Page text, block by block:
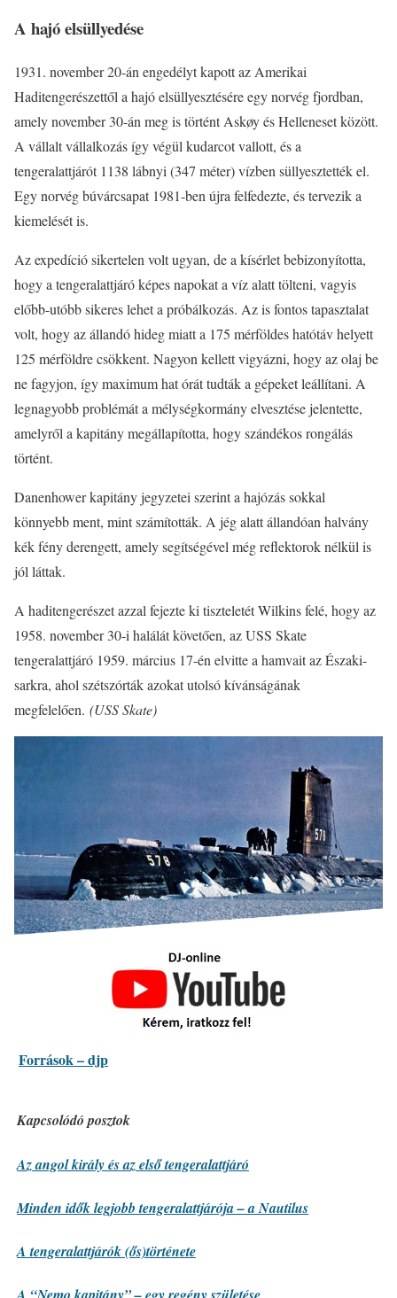
A hajó elsüllyedése
1931. november 20-án engedélyt kapott az Amerikai
Haditengerészettől a hajó elsüllyesztésére egy norvég fjordban,
amely november 30-án meg is történt Askøy és Helleneset között.
A vállalt vállalkozás így végül kudarcot vallott, és a
tengeralattjárót 1138 lábnyi (347 méter) vízben süllyesztették el.
Egy norvég búvárcsapat 1981-ben újra felfedezte, és tervezik a
kiemelését is.
Az expedíció sikertelen volt ugyan, de a kísérlet bebizonyította,
hogy a tengeralattjáró képes napokat a víz alatt tölteni, vagyis
előbb-utóbb sikeres lehet a próbálkozás. Az is fontos tapasztalat
volt, hogy az állandó hideg miatt a 175 mérföldes hatótáv helyett
125 mérföldre csökkent. Nagyon kellett vigyázni, hogy az olaj be
ne fagyjon, így maximum hat órát tudták a gépeket leállítani. A
legnagyobb problémát a mélységkormány elvesztése jelentette,
amelyről a kapitány megállapította, hogy szándékos rongálás
történt.
Danenhower kapitány jegyzetei szerint a hajózás sokkal
könnyebb ment, mint számították. A jég alatt állandóan halvány
kék fény derengett, amely segítségével még reflektorok nélkül is
jól láttak.
A haditengerészet azzal fejezte ki tiszteletét Wilkins felé, hogy az
1958. november 30-i halálát követően, az USS Skate
tengeralattjáró 1959. március 17-én elvitte a hamvait az Északi-
sarkra, ahol szétszórták azokat utolsó kívánságának
megfelelően. (USS Skate)
Források – djp
Kapcsolódó posztok
Az angol király és az első tengeralattjáró
Minden idők legjobb tengeralattjárója – a Nautilus
A tengeralattjárók (ős)története